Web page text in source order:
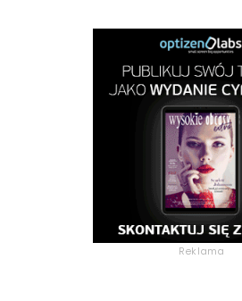
Reklama